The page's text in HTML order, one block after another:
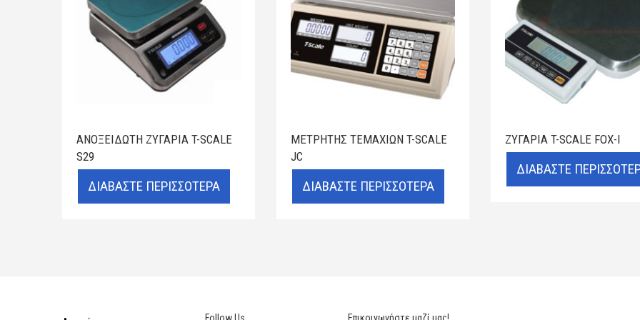
ΑΝΟΞΕΊΔΩΤΗ ΖΥΓΑΡΙΆ T-SCALE
S29
ΔΙΑΒΆΣΤΕ ΠΕΡΙΣΣΌΤΕΡΑ
ΜΕΤΡΗΤΉΣ ΤΕΜΑΧΊΩΝ T-SCALE
JC
ΔΙΑΒΆΣΤΕ ΠΕΡΙΣΣΌΤΕΡΑ
ΖΥΓΑΡΙΆ T-SCALE FOX-I
ΔΙΑΒΆΣΤΕ